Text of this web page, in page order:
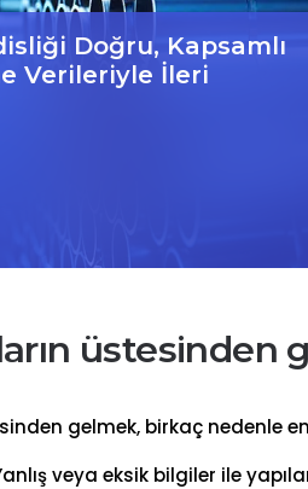
Doğru, Kapsamlı
Verileriyle İleri
üstesinden
gelmek, birkaç nedenle
veya eksik bilgiler ile